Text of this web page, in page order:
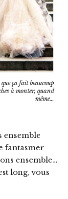
que ça fait beaucoup
à monter, quand
même…
ensemble
fantasmer
ensemble…
long, vous